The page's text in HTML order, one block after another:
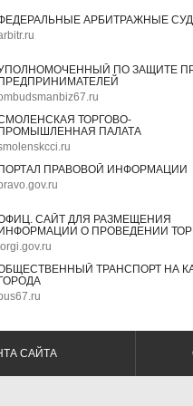
АРБИТРАЖНЫЕ
ПО ЗАЩИТЕ
ПРЕДПРИНИМАТЕЛЕЙ
ТОРГОВО-
ПРОМЫШЛЕННАЯ ПАЛАТА
ПОРТАЛ ПРАВОВОЙ ИНФОРМАЦИИ
САЙТ ДЛЯ РАЗМЕЩЕНИЯ
ИНФОРМАЦИИ О ПРОВЕДЕНИИ
ТРАНСПОРТ НА
ГОРОДА
bus67.ru
САЙТА